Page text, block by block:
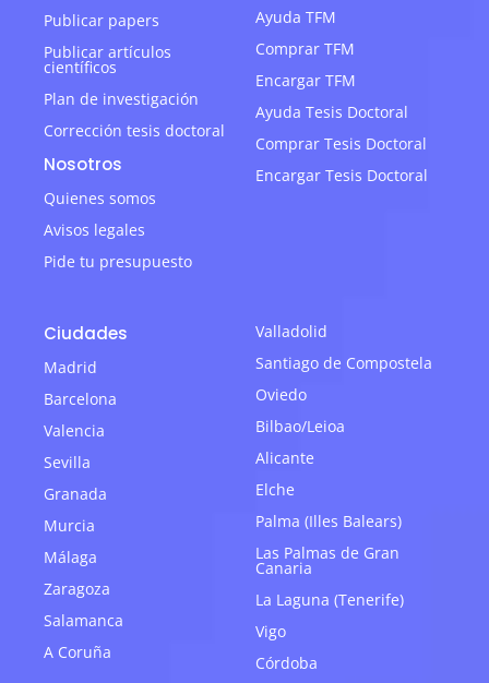
Publicar papers
Publicar artículos
científicos
Plan de investigación
Corrección tesis doctoral
Nosotros
Quienes somos
Avisos legales
Pide tu presupuesto
Ayuda TFM
Comprar TFM
Encargar TFM
Ayuda Tesis Doctoral
Comprar Tesis Doctoral
Encargar Tesis Doctoral
Ciudades
Madrid
Barcelona
Valencia
Sevilla
Granada
Murcia
Málaga
Zaragoza
Salamanca
A Coruña
Valladolid
Santiago de Compostela
Oviedo
Bilbao/Leioa
Alicante
Elche
Palma (Illes Balears)
Las Palmas de Gran
Canaria
La Laguna (Tenerife)
Vigo
Córdoba